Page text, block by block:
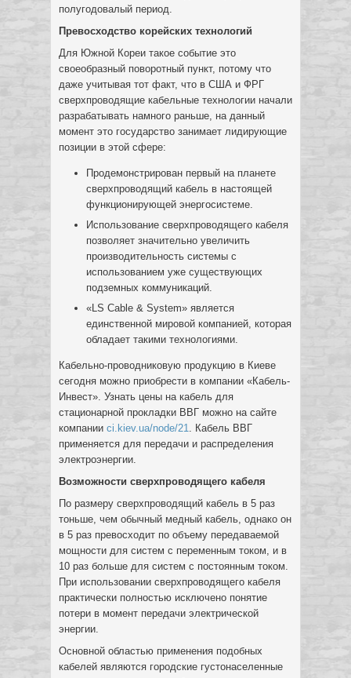
полугодовалый период.
Превосходство корейских технологий
Для Южной Кореи такое событие это
своеобразный поворотный пункт, потому что
даже учитывая тот факт, что в США и ФРГ
сверхпроводящие кабельные технологии начали
разрабатывать намного раньше, на данный
момент это государство занимает лидирующие
позиции в этой сфере:
Продемонстрирован первый на планете
сверхпроводящий кабель в настоящей
функционирующей энергосистеме.
Использование сверхпроводящего кабеля
позволяет значительно увеличить
производительность системы с
использованием уже существующих
подземных коммуникаций.
«LS Cable & System» является
единственной мировой компанией, которая
обладает такими технологиями.
Кабельно-проводниковую продукцию в Киеве
сегодня можно приобрести в компании «Кабель-
Инвест». Узнать цены на кабель для
стационарной прокладки ВВГ можно на сайте
компании ci.kiev.ua/node/21. Кабель ВВГ
применяется для передачи и распределения
электроэнергии.
Возможности сверхпроводящего кабеля
По размеру сверхпроводящий кабель в 5 раз
тоньше, чем обычный медный кабель, однако он
в 5 раз превосходит по объему передаваемой
мощности для систем с переменным током, и в
10 раз больше для систем с постоянным током.
При использовании сверхпроводящего кабеля
практически полностью исключено понятие
потери в момент передачи электрической
энергии.
Основной областью применения подобных
кабелей являются городские густонаселенные